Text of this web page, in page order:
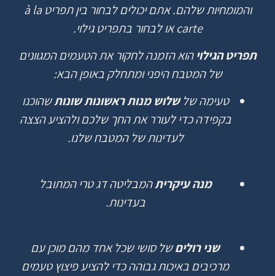
והמומחיותשלהם.אתם יכולים לבחור בין תפריט à la
carte או לבחור בתפריט גילוי.
תפריט הגילויהוא הזמנה לחקור אתהטעמים המגוונים
של המטבח היפני ומתחלק באופן הבא:
טעימה של שלוש מנות ראשונות שונותשהוכנו
בקפידה כדי לעורר אתהחך שלכם ולהציעהצצה
לעדינותשל המטבח שלנו.
מנה עיקריתהמבליטה דגטרי המתובל
בעדינות.
שני רוליםשל סושי שכל אחד מהםמוכןעם
מרכיביםבאיכותגבוההכדי להציעפיצוץ טעמים